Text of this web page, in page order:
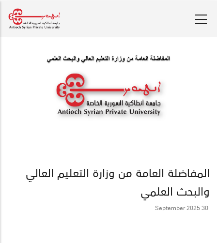
المفاضلة العامة من وزارة التعليم العالي
والبحث العلمي
30 September 2025